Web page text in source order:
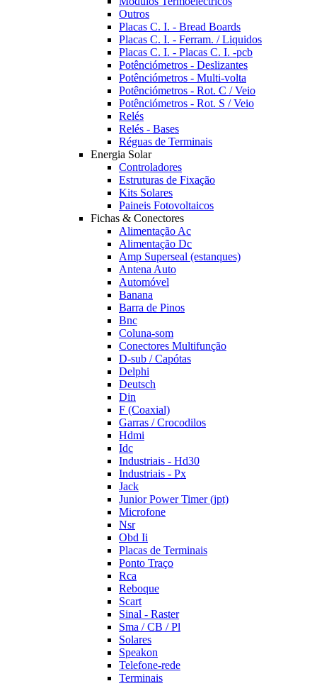
Outros
Placas C. I. - Bread Boards
Placas C. I. - Ferram. / Liquidos
Placas C. I. - Placas C. I. -pcb
Potênciómetros - Deslizantes
Potênciómetros - Multi-volta
Potênciómetros - Rot. C / Veio
Potênciómetros - Rot. S / Veio
Relés
Relés - Bases
Réguas de Terminais
Energia Solar
Controladores
Estruturas de Fixação
Kits Solares
Paineis Fotovoltaicos
Fichas & Conectores
Alimentação Ac
Alimentação Dc
Amp Superseal (estanques)
Antena Auto
Automóvel
Banana
Barra de Pinos
Bnc
Coluna-som
Conectores Multifunção
D-sub / Capótas
Delphi
Deutsch
Din
F (Coaxial)
Garras / Crocodilos
Hdmi
Idc
Industriais - Hd30
Industriais - Px
Jack
Junior Power Timer (jpt)
Microfone
Nsr
Obd Ii
Placas de Terminais
Ponto Traço
Rca
Reboque
Scart
Sinal - Raster
Sma / CB / Pl
Solares
Speakon
Telefone-rede
Terminais